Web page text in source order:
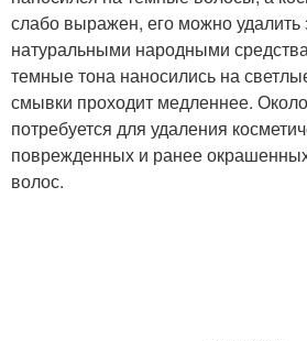
Маски от следов
слабо выражен, его можно удалить
натуральными народными
темные тона наносились на
смывки проходит медленнее.
потребуется для удаления
поврежденных и ранее
волос.